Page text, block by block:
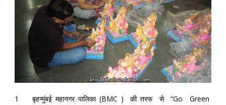
1 बृहन्मुंबई महानगर पालिका (BMC ) की तरफ से “Go Green